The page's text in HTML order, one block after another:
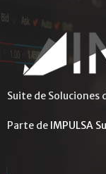
Suite de Soluciones
Parte de IMPULSA